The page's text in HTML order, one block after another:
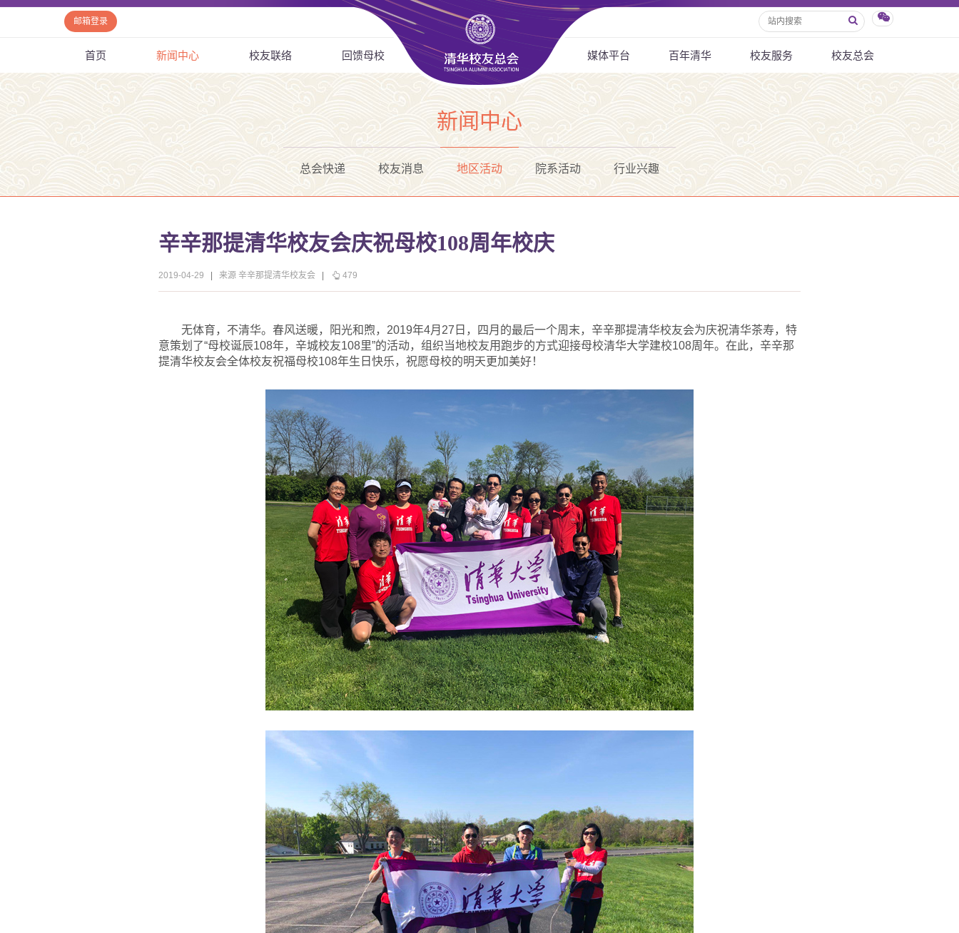
邮箱登录
首页 新闻中心 校友联络 回馈母校 媒体平台 百年清华 校友服务 校友总会
新闻中心
总会快递 校友消息 地区活动 院系活动 行业兴趣
辛辛那提清华校友会庆祝母校108周年校庆
2019-04-29 来源 辛辛那提清华校友会 479
无体育，不清华。春风送暖，阳光和煦，2019年4月27日，四月的最后一个周末，辛辛那提清华校友会为庆祝清华茶寿，特
意策划了“母校诞辰108年，辛城校友108里”的活动，组织当地校友用跑步的方式迎接母校清华大学建校108周年。在此，辛辛那
提清华校友会全体校友祝福母校108年生日快乐，祝愿母校的明天更加美好！